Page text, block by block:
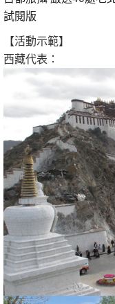
試閱版
【活動示範】
西藏代表：